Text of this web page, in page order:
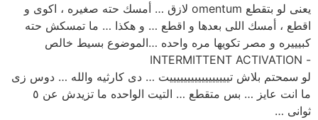
يعنى لو بتقطع omentum لازق … أمسك حته صغيره ، اكوى و
اقطع ، أمسك اللى بعدها و اقطع … و هكذا … ما تمسكش حته
كبيييره و مصر تكويها مره واحده …الموضوع بسيط خالص
‏- INTERMITTENT ACTIVATION
لو سمحتم بلاش تيييييييييييييييييت … دى كارثيه والله … دوس زى
ما انت عايز … بس متقطع … التيت الواحده ما تزيدش عن ٥
ثوانى …